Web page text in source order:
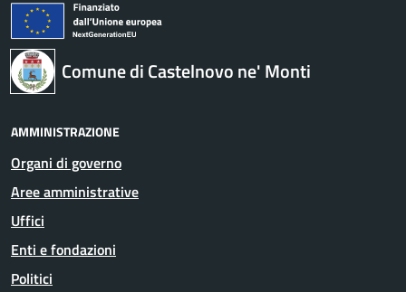
Comune di Castelnovo ne' Monti
AMMINISTRAZIONE
Organi di governo
Aree amministrative
Uffici
Enti e fondazioni
Politici